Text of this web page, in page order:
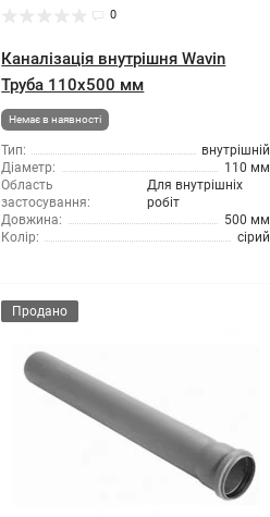
0
Каналізація внутрішня Wavin
Труба 110x500 мм
Немає в наявності
Тип:
внутрішній
Діаметр:
110 мм
Область
застосування:
Для внутрішніх
робіт
Довжина:
500 мм
Колір:
сірий
Продано